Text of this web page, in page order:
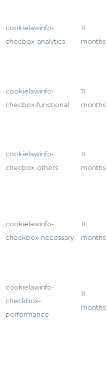
cookielawinfo-
checbox-analytics
11
months
cookielawinfo-
checbox-functional
11
months
cookielawinfo-
checbox-others
11
months
cookielawinfo-
checkbox-necessary
11
months
cookielawinfo-
checkbox-
performance
11
months